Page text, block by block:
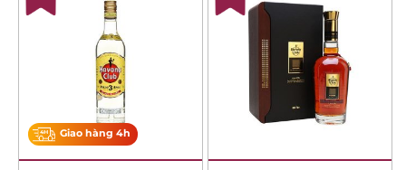
Giao hàng 4h